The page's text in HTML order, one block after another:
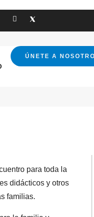
ÚNETE A
para toda la
didácticos y otros
familias.